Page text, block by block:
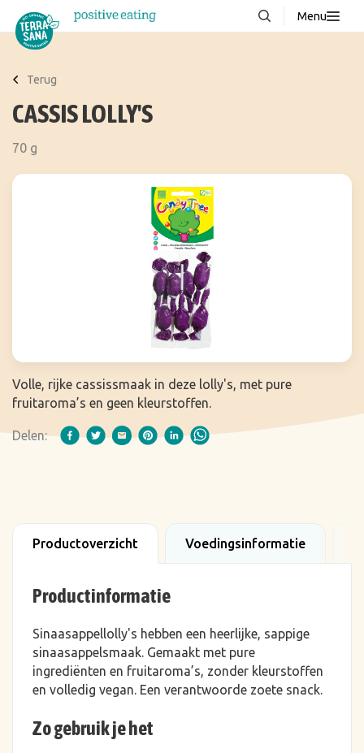
Menu
Over ons
Stories
FAQ
Recepten
Terug
CASSIS LOLLY'S
70 g
Volle, rijke cassissmaak in deze lolly's, met pure
fruitaroma’s en geen kleurstoffen.
Delen:
Productoverzicht Voedingsinformatie
Productinformatie
Sinaasappellolly's hebben een heerlijke, sappige
sinaasappelsmaak. Gemaakt met pure
ingrediënten en fruitaroma’s, zonder kleurstoffen
en volledig vegan. Een verantwoorde zoete snack.
Zo gebruik je het